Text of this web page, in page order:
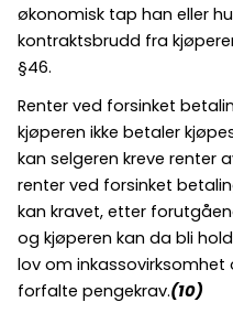
økonomisk tap han eller
kontraktsbrudd fra
§46.
Renter ved forsinket
kjøperen ikke betaler
kan selgeren kreve renter
renter ved forsinket
kan kravet, etter
og kjøperen kan da bli
lov om inkassovirksomhet
forfalte pengekrav.(10)